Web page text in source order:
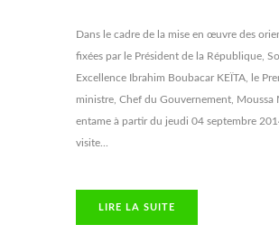
Dans le cadre de la mise en œuvre des
fixées par le Président de la République,
Excellence Ibrahim Boubacar KEÏTA, le
ministre, Chef du Gouvernement, Moussa
entame à partir du jeudi 04 septembre
visite...
LIRE LA SUITE